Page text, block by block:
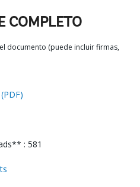
COMPLETO
documento (puede incluir firmas,
: 581